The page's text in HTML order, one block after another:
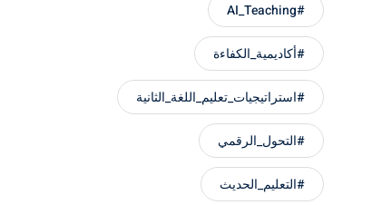
#AI_Teaching
#أكاديمية_الكفاءة
#استراتيجيات_تعليم_اللغة_الثانية
#التحول_الرقمي
#التعليم_الحديث